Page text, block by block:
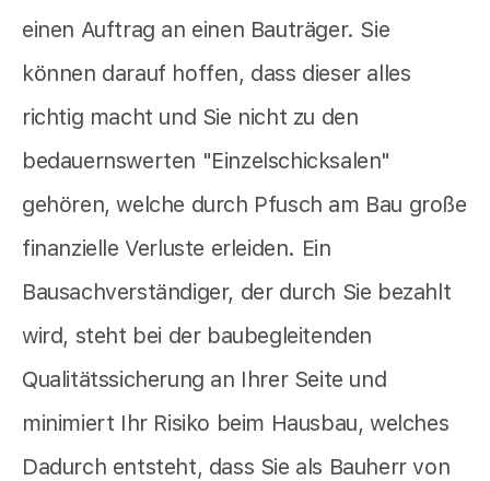
einen Auftrag an einen Bauträger. Sie
können darauf hoffen, dass dieser alles
richtig macht und Sie nicht zu den
bedauernswerten "Einzelschicksalen"
gehören, welche durch Pfusch am Bau große
finanzielle Verluste erleiden. Ein
Bausachverständiger, der durch Sie bezahlt
wird, steht bei der baubegleitenden
Qualitätssicherung an Ihrer Seite und
minimiert Ihr Risiko beim Hausbau, welches
Dadurch entsteht, dass Sie als Bauherr von